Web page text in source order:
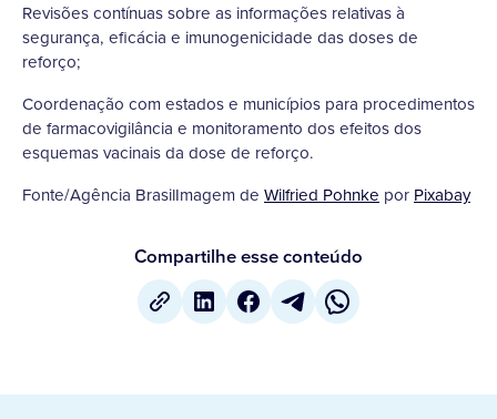
Revisões contínuas sobre as informações relativas à
segurança, eficácia e imunogenicidade das doses de
reforço;
Coordenação com estados e municípios para procedimentos
de farmacovigilância e monitoramento dos efeitos dos
esquemas vacinais da dose de reforço.
Fonte/Agência BrasilImagem de Wilfried Pohnke por Pixabay
Compartilhe esse conteúdo